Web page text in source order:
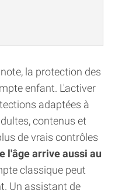
la protection des
enfant. L'activer
adaptées à
contenus et
de vrais contrôles
l'âge arrive aussi au
classique peut
Un assistant de